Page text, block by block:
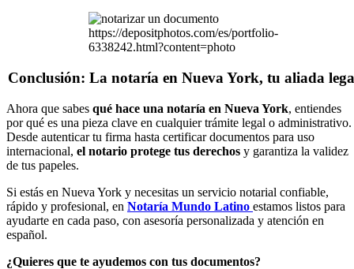
https://depositphotos.com/es/portfolio-
6338242.html?content=photo
Conclusión: La notaría en Nueva York, tu aliada
Ahora que sabes qué hace una notaría en Nueva York, entiendes
por qué es una pieza clave en cualquier trámite legal o administrativo.
Desde autenticar tu firma hasta certificar documentos para uso
internacional, el notario protege tus derechos y garantiza la validez
de tus papeles.
Si estás en Nueva York y necesitas un servicio notarial confiable,
rápido y profesional, en Notaría Mundo Latino estamos listos para
ayudarte en cada paso, con asesoría personalizada y atención en
español.
¿Quieres que te ayudemos con tus documentos?